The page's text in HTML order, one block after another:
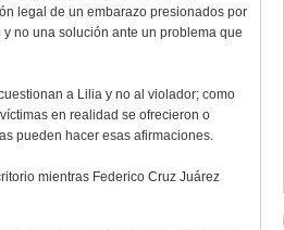
legal de un embarazo presionados por
no una solución ante un problema que
a Lilia y no al violador; como
en realidad se ofrecieron o
pueden hacer esas afirmaciones.
mientras Federico Cruz Juárez